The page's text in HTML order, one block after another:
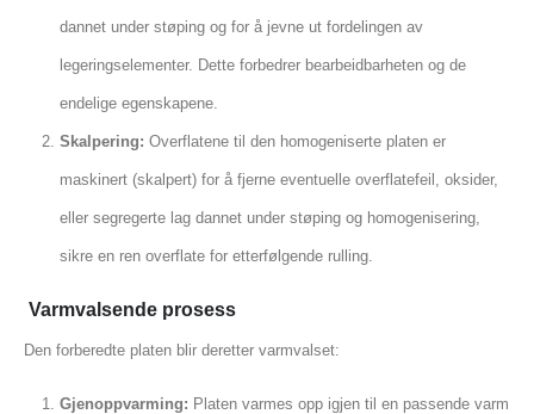
dannet under støping og for å jevne ut fordelingen av
legeringselementer. Dette forbedrer bearbeidbarheten og de
endelige egenskapene.
Skalpering: Overflatene til den homogeniserte platen er
maskinert (skalpert) for å fjerne eventuelle overflatefeil, oksider,
eller segregerte lag dannet under støping og homogenisering,
sikre en ren overflate for etterfølgende rulling.
Varmvalsende prosess
Den forberedte platen blir deretter varmvalset:
Gjenoppvarming: Platen varmes opp igjen til en passende varm